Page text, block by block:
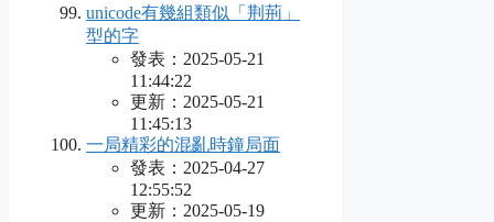
unicode有幾組類似「荆荊」
型的字
發表：2025-05-21
11:44:22
更新：2025-05-21
11:45:13
一局精彩的混亂時鐘局面
發表：2025-04-27
12:55:52
更新：2025-05-19